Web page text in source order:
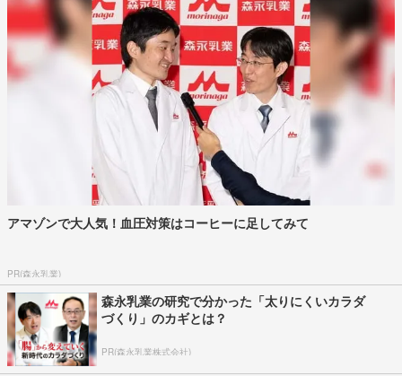
アマゾンで大人気！血圧対策はコーヒーに足してみて
PR(森永乳業)
森永乳業の研究で分かった「太りにくいカラダ
づくり」のカギとは？
PR(森永乳業株式会社)